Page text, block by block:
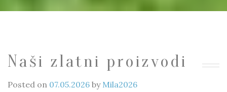
Naši zlatni proizvodi
Posted on 07.05.2026 by Mila2026